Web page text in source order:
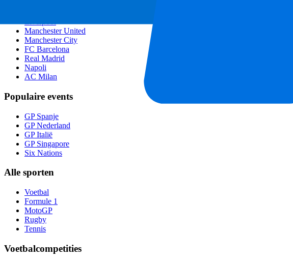
Manchester United
Manchester City
FC Barcelona
Real Madrid
Napoli
AC Milan
Populaire events
GP Spanje
GP Nederland
GP Italië
GP Singapore
Six Nations
Alle sporten
Voetbal
Formule 1
MotoGP
Rugby
Tennis
Voetbalcompetities